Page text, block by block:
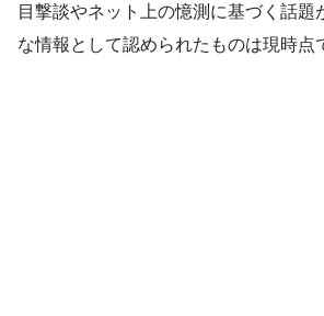
目撃談やネット上の憶測に基づく話題
な情報として認められたものは現時点